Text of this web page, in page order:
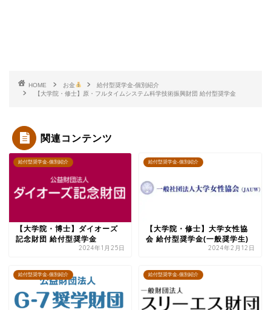
HOME お金
給付型奨学金-個別紹介
【大学院・修士】原・フルタイムシステム科学技術振興財団 給付型奨学金
関連コンテンツ
給付型奨学金-個別紹介
【大学院・博士】ダイオーズ
記念財団 給付型奨学金
2024年1月25日
給付型奨学金-個別紹介
【大学院・修士】大学女性協
会 給付型奨学金(一般奨学生)
2024年2月12日
給付型奨学金-個別紹介 給付型奨学金-個別紹介